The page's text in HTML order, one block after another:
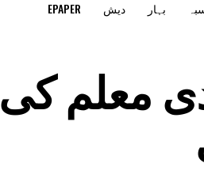
بہار دیش EPAPER
معلم کی